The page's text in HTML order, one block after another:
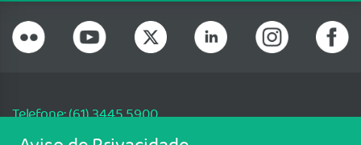
Telefone: (61) 3445 5900
Email: cfm@portalmedico.org.br